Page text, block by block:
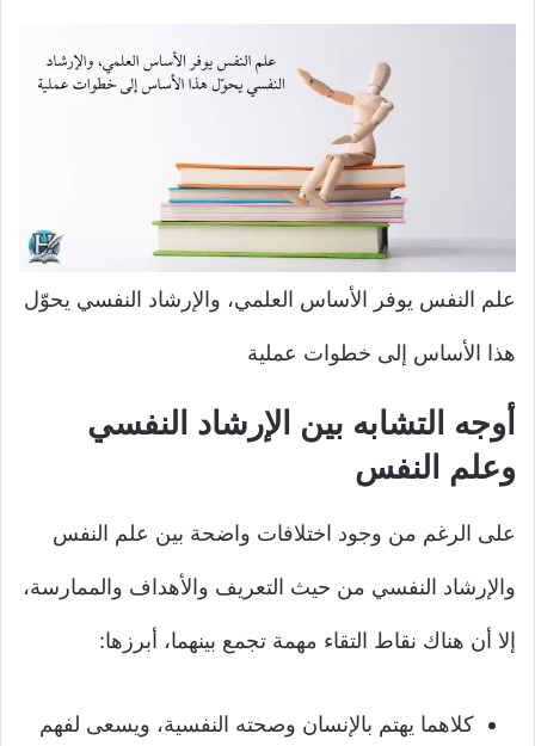
علم النفس يوفر الأساس العلمي، والإرشاد النفسي يحوّل
هذا الأساس إلى خطوات عملية
أوجه التشابه بين الإرشاد النفسي
وعلم النفس
على الرغم من وجود اختلافات واضحة بين علم النفس
والإرشاد النفسي من حيث التعريف والأهداف والممارسة،
إلا أن هناك نقاط التقاء مهمة تجمع بينهما، أبرزها:
كلاهما يهتم بالإنسان وصحته النفسية، ويسعى لفهم